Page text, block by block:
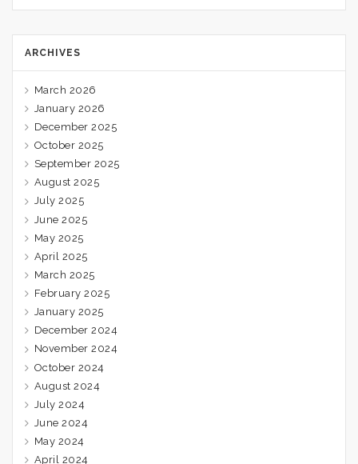
ARCHIVES
March 2026
January 2026
December 2025
October 2025
September 2025
August 2025
July 2025
June 2025
May 2025
April 2025
March 2025
February 2025
January 2025
December 2024
November 2024
October 2024
August 2024
July 2024
June 2024
May 2024
April 2024